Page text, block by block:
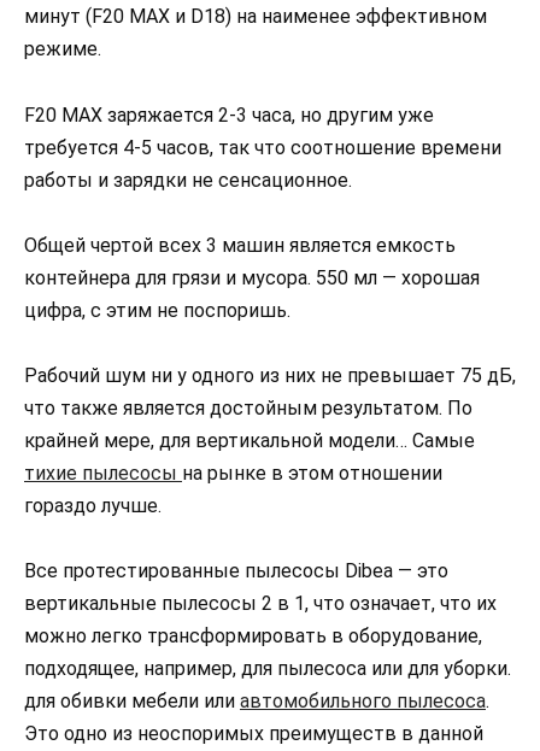
минут (F20 MAX и D18) на наименее эффективном
режиме.
F20 MAX заряжается 2-3 часа, но другим уже
требуется 4-5 часов, так что соотношение времени
работы и зарядки не сенсационное.
Общей чертой всех 3 машин является емкость
контейнера для грязи и мусора. 550 мл — хорошая
цифра, с этим не поспоришь.
Рабочий шум ни у одного из них не превышает 75 дБ,
что также является достойным результатом. По
крайней мере, для вертикальной модели… Самые
тихие пылесосы на рынке в этом отношении
гораздо лучше.
Все протестированные пылесосы Dibea — это
вертикальные пылесосы 2 в 1, что означает, что их
можно легко трансформировать в оборудование,
подходящее, например, для пылесоса или для уборки.
для обивки мебели или автомобильного пылесоса.
Это одно из неоспоримых преимуществ в данной